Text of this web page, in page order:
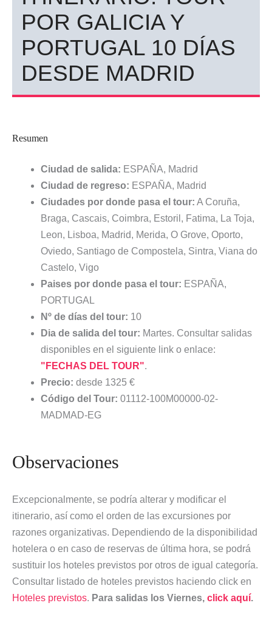
POR GALICIA Y
PORTUGAL 10 DÍAS
DESDE MADRID
Resumen
Ciudad de salida: ESPAÑA, Madrid
Ciudad de regreso: ESPAÑA, Madrid
Ciudades por donde pasa el tour: A Coruña,
Braga, Cascais, Coimbra, Estoril, Fatima, La Toja,
Leon, Lisboa, Madrid, Merida, O Grove, Oporto,
Oviedo, Santiago de Compostela, Sintra, Viana do
Castelo, Vigo
Paises por donde pasa el tour: ESPAÑA,
PORTUGAL
Nº de días del tour: 10
Dia de salida del tour: Martes. Consultar salidas
disponibles en el siguiente link o enlace:
"FECHAS DEL TOUR".
Precio: desde 1325 €
Código del Tour: 01112-100M00000-02-
MADMAD-EG
Observaciones
Excepcionalmente, se podría alterar y modificar el
itinerario, así como el orden de las excursiones por
razones organizativas. Dependiendo de la disponibilidad
hotelera o en caso de reservas de última hora, se podrá
sustituir los hoteles previstos por otros de igual categoría.
Consultar listado de hoteles previstos haciendo click en
Hoteles previstos. Para salidas los Viernes, click aquí.